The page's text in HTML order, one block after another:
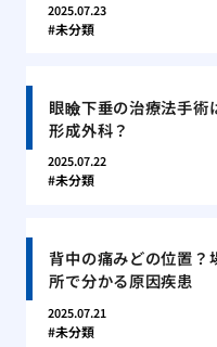
2025.07.23
未分類
眼瞼下垂の治療法手術
形成外科？
2025.07.22
未分類
背中の痛みどの位置？
所で分かる原因疾患
2025.07.21
未分類